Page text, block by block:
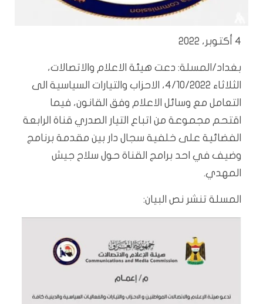
4 أكتوبر، 2022
بغداد/المسلة: دعت هيئة الاعلام والاتصالات،
الثلاثاء 4/10/2022، الاحزاب والتيارات السياسية الى
التعامل مع وسائل الاعلام وفق القانون، فيما
اقتحم مجموعة من اتباع التيار الصدري قناة الرابعة
الفضائية على خلفية سجال دار بين مقدمة برنامج
وضيف في احد برامج القناة حول سلاح جيش
المهدي.
المسلة تنشر نص البيان: